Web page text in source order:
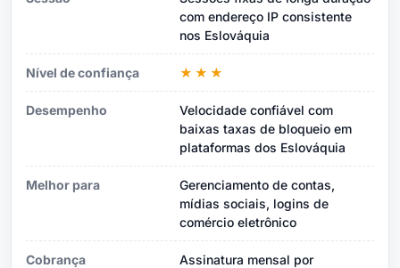
com endereço IP consistente
nos Eslováquia
Nível de confiança ★★★
Desempenho
Velocidade confiável com
baixas taxas de bloqueio em
plataformas dos Eslováquia
Melhor para
Gerenciamento de contas,
mídias sociais, logins de
comércio eletrônico
Cobrança
Assinatura mensal por